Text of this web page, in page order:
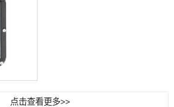
点击查看更多>>